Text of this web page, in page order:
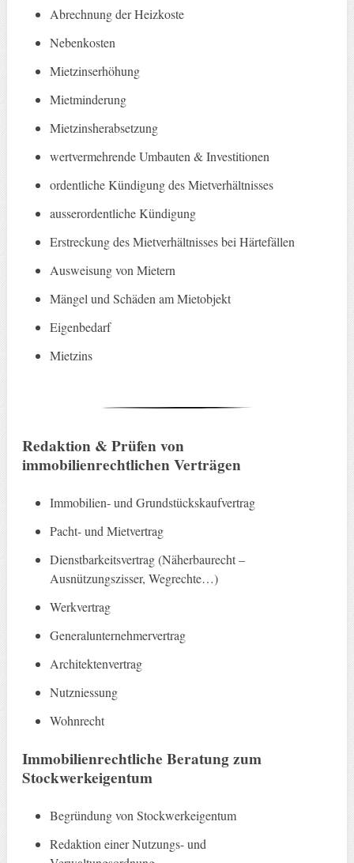
Abrechnung der Heizkoste
Nebenkosten
Mietzinserhöhung
Mietminderung
Mietzinsherabsetzung
wertvermehrende Umbauten & Investitionen
ordentliche Kündigung des Mietverhältnisses
ausserordentliche Kündigung
Erstreckung des Mietverhältnisses bei Härtefällen
Ausweisung von Mietern
Mängel und Schäden am Mietobjekt
Eigenbedarf
Mietzins
Redaktion & Prüfen von
immobilienrechtlichen Verträgen
Immobilien- und Grundstückskaufvertrag
Pacht- und Mietvertrag
Dienstbarkeitsvertrag (Näherbaurecht –
Ausnützungszisser, Wegrechte…)
Werkvertrag
Generalunternehmervertrag
Architektenvertrag
Nutzniessung
Wohnrecht
Immobilienrechtliche Beratung zum
Stockwerkeigentum
Begründung von Stockwerkeigentum
Redaktion einer Nutzungs- und